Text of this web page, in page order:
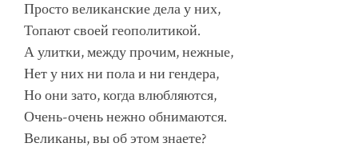
Просто великанские дела у них,
Топают своей геополитикой.
А улитки, между прочим, нежные,
Нет у них ни пола и ни гендера,
Но они зато, когда влюбляются,
Очень-очень нежно обнимаются.
Великаны, вы об этом знаете?